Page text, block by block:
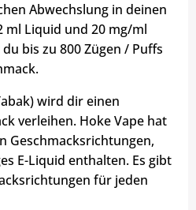
Abwechslung in deinen
ml Liquid und 20 mg/ml
bis zu 800 Zügen / Puffs
wird dir einen
verleihen. Hoke Vape hat
Geschmacksrichtungen,
E-Liquid enthalten. Es gibt
für jeden